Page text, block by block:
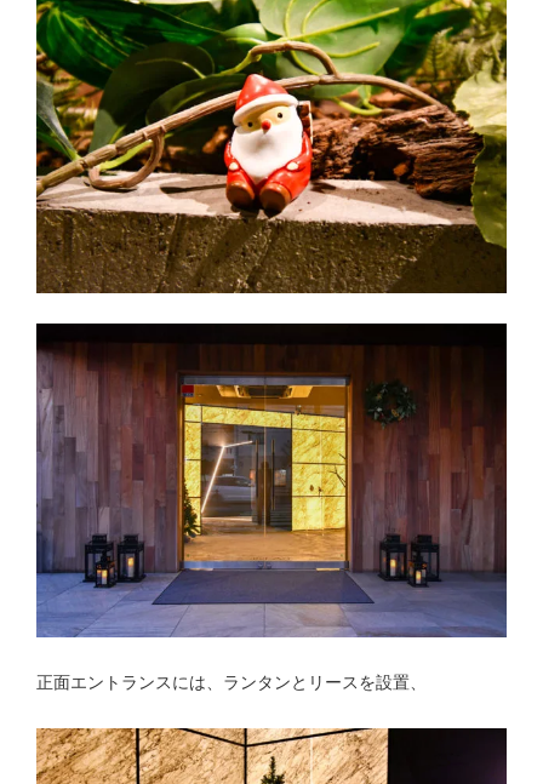
正面エントランスには、ランタンとリースを設置、